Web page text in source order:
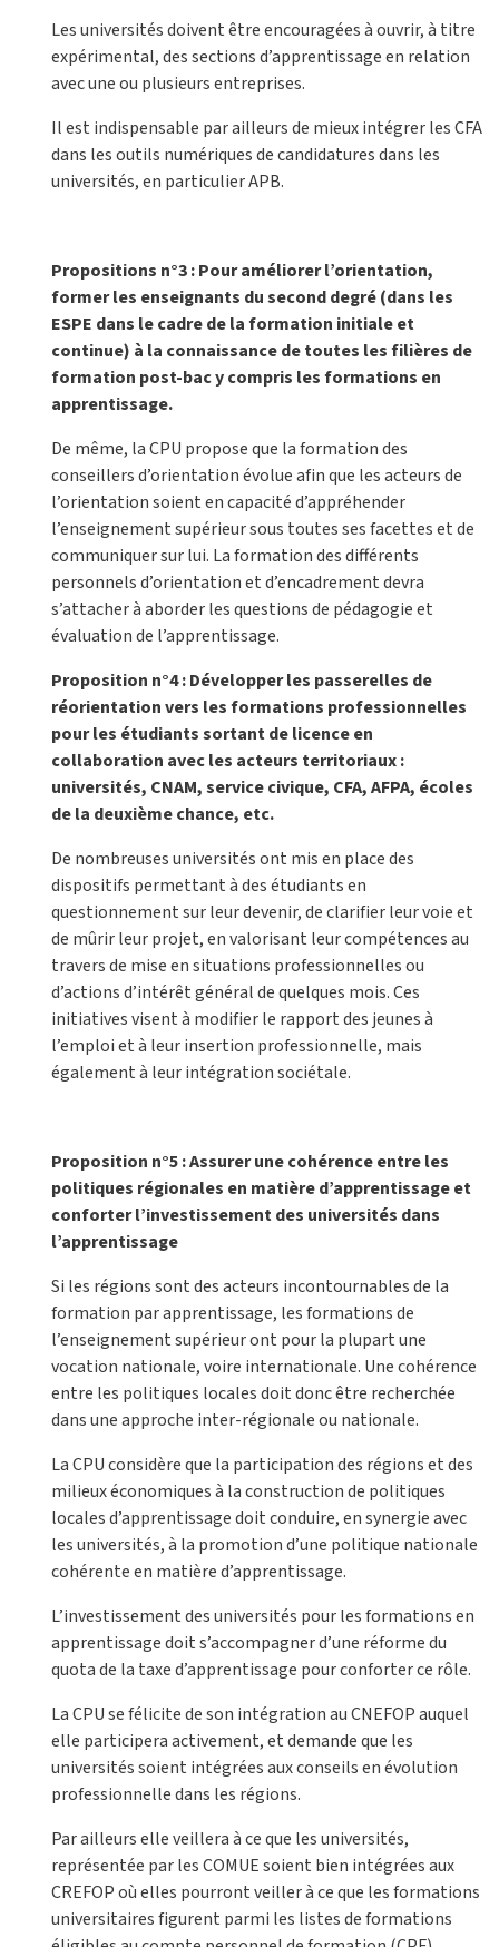
Les universités doivent être encouragées à ouvrir, à titre
expérimental, des sections d’apprentissage en relation
avec une ou plusieurs entreprises.
Il est indispensable par ailleurs de mieux intégrer les CFA
dans les outils numériques de candidatures dans les
universités, en particulier APB.
Propositions n°3 : Pour améliorer l’orientation,
former les enseignants du second degré (dans les
ESPE dans le cadre de la formation initiale et
continue) à la connaissance de toutes les filières de
formation post-bac y compris les formations en
apprentissage.
De même, la CPU propose que la formation des
conseillers d’orientation évolue afin que les acteurs de
l’orientation soient en capacité d’appréhender
l’enseignement supérieur sous toutes ses facettes et de
communiquer sur lui. La formation des différents
personnels d’orientation et d’encadrement devra
s’attacher à aborder les questions de pédagogie et
évaluation de l’apprentissage.
Proposition n°4 : Développer les passerelles de
réorientation vers les formations professionnelles
pour les étudiants sortant de licence en
collaboration avec les acteurs territoriaux :
universités, CNAM, service civique, CFA, AFPA, écoles
de la deuxième chance, etc.
De nombreuses universités ont mis en place des
dispositifs permettant à des étudiants en
questionnement sur leur devenir, de clarifier leur voie et
de mûrir leur projet, en valorisant leur compétences au
travers de mise en situations professionnelles ou
d’actions d’intérêt général de quelques mois. Ces
initiatives visent à modifier le rapport des jeunes à
l’emploi et à leur insertion professionnelle, mais
également à leur intégration sociétale.
Proposition n°5 : Assurer une cohérence entre les
politiques régionales en matière d’apprentissage et
conforter l’investissement des universités dans
l’apprentissage
Si les régions sont des acteurs incontournables de la
formation par apprentissage, les formations de
l’enseignement supérieur ont pour la plupart une
vocation nationale, voire internationale. Une cohérence
entre les politiques locales doit donc être recherchée
dans une approche inter-régionale ou nationale.
La CPU considère que la participation des régions et des
milieux économiques à la construction de politiques
locales d’apprentissage doit conduire, en synergie avec
les universités, à la promotion d’une politique nationale
cohérente en matière d’apprentissage.
L’investissement des universités pour les formations en
apprentissage doit s’accompagner d’une réforme du
quota de la taxe d’apprentissage pour conforter ce rôle.
La CPU se félicite de son intégration au CNEFOP auquel
elle participera activement, et demande que les
universités soient intégrées aux conseils en évolution
professionnelle dans les régions.
Par ailleurs elle veillera à ce que les universités,
représentée par les COMUE soient bien intégrées aux
CREFOP où elles pourront veiller à ce que les formations
universitaires figurent parmi les listes de formations